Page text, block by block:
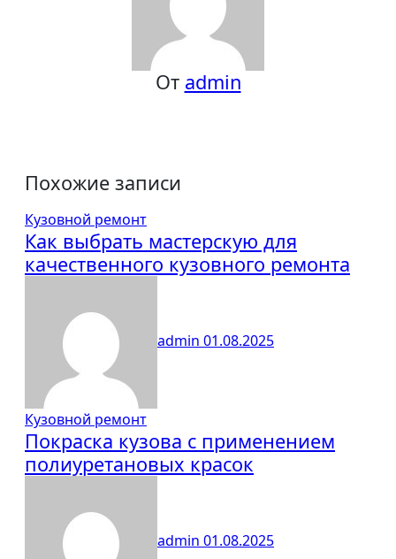
От admin
Похожие записи
Кузовной ремонт
Как выбрать мастерскую для
качественного кузовного ремонта
admin 01.08.2025
Кузовной ремонт
Покраска кузова с применением
полиуретановых красок
admin 01.08.2025